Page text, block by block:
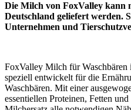
Die Milch von FoxValley kann
Deutschland geliefert werden.
Unternehmen und
FoxValley Milch für Waschbären
speziell entwickelt für die
Waschbären. Mit einer
essentiellen Proteinen, Fetten